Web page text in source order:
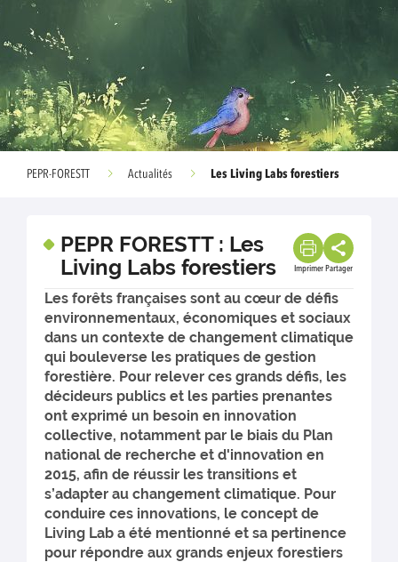
PEPR-FORESTT Actualités Les Living Labs forestiers
PEPR FORESTT : Les
Living Labs forestiers
Imprimer Partager
Les forêts françaises sont au cœur de défis
environnementaux, économiques et sociaux
dans un contexte de changement climatique
qui bouleverse les pratiques de gestion
forestière. Pour relever ces grands défis, les
décideurs publics et les parties prenantes
ont exprimé un besoin en innovation
collective, notamment par le biais du Plan
national de recherche et d'innovation en
2015, afin de réussir les transitions et
s’adapter au changement climatique. Pour
conduire ces innovations, le concept de
Living Lab a été mentionné et sa pertinence
pour répondre aux grands enjeux forestiers